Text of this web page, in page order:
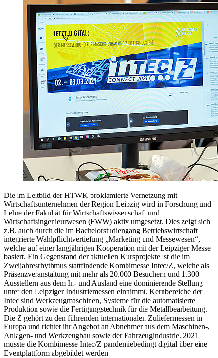
Die im Leitbild der HTWK proklamierte Vernetzung mit
Wirtschaftsunternehmen der Region Leipzig wird in Forschung und
Lehre der Fakultät für Wirtschaftswissenschaft und
Wirtschaftsingenieurwesen (FWW) aktiv umgesetzt. Dies zeigt sich
z.B. auch durch die im Bachelorstudiengang Betriebswirtschaft
integrierte Wahlpflichtvertiefung „Marketing und Messewesen“,
welche auf einer langjährigen Kooperation mit der Leipziger Messe
basiert. Ein Gegenstand der aktuellen Kursprojekte ist die im
Zweijahresrhythmus stattfindende Kombimesse Intec/Z, welche als
Präsenzveranstaltung mit mehr als 20.000 Besuchern und 1.300
Ausstellern aus dem In- und Ausland eine dominierende Stellung
unter den Leipziger Industriemessen einnimmt. Kernbereiche der
Intec sind Werkzeugmaschinen, Systeme für die automatisierte
Produktion sowie die Fertigungstechnik für die Metallbearbeitung.
Die Z gehört zu den führenden internationalen Zuliefermessen in
Europa und richtet ihr Angebot an Abnehmer aus dem Maschinen-,
Anlagen- und Werkzeugbau sowie der Fahrzeugindustrie. 2021
musste die Kombimesse Intec/Z pandemiebedingt digital über eine
Eventplattform abgebildet werden.